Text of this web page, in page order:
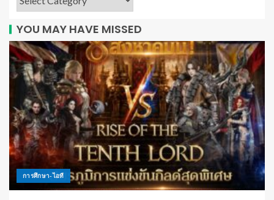
YOU MAY HAVE MISSED
การศึกษา-ไอที